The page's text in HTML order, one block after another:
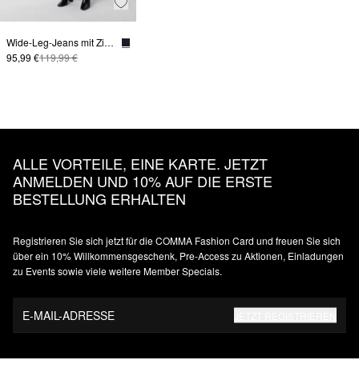
Wide-Leg-Jeans mit Zierknöpfen
95,99 €119,99 €
ALLE VORTEILE, EINE KARTE. JETZT
ANMELDEN UND 10% AUF DIE ERSTE
BESTELLUNG ERHALTEN
Registrieren Sie sich jetzt für die COMMA Fashion Card und freuen Sie sich
über ein 10% Willkommensgeschenk, Pre-Access zu Aktionen, Einladungen
zu Events sowie viele weitere Member Specials.
E-MAIL-ADRESSE